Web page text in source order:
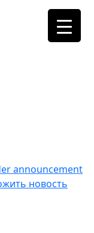
новость